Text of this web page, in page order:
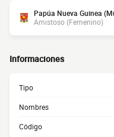
Papúa Nueva Guinea
Amistoso (Femenino)
Informaciones
Tipo
Nombres
Código